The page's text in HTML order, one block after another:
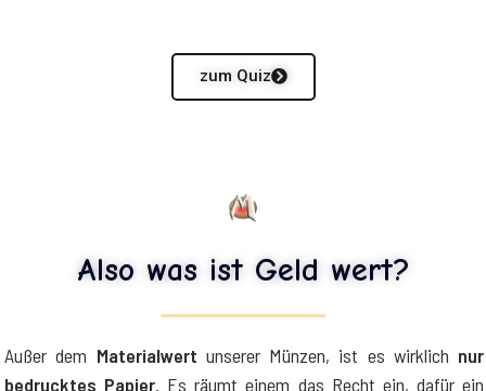
zum Quiz
Also was ist Geld wert?
Außer dem Materialwert unserer Münzen, ist es wirklich nur
bedrucktes Papier. Es räumt einem das Recht ein, dafür ein